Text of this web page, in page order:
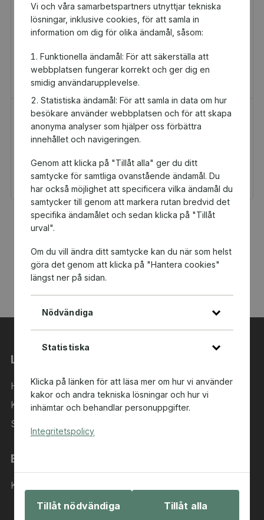
Vi och våra samarbetspartners utnyttjar tekniska
lösningar, inklusive cookies, för att samla in
information om dig för olika ändamål, såsom:
Funktionella ändamål: För att säkerställa att
webbplatsen fungerar korrekt och ger dig en
smidig användarupplevelse.
Statistiska ändamål: För att samla in data om hur
besökare använder webbplatsen och för att skapa
anonyma analyser som hjälper oss förbättra
innehållet och navigeringen.
Genom att klicka på "Tillåt alla" ger du ditt
samtycke för samtliga ovanstående ändamål. Du
har också möjlighet att specificera vilka ändamål du
samtycker till genom att markera rutan bredvid det
specifika ändamålet och sedan klicka på "Tillåt
urval".
Om du vill ändra ditt samtycke kan du när som helst
göra det genom att klicka på "Hantera cookies"
längst ner på sidan.
Nödvändiga
Statistiska
Klicka på länken för att läsa mer om hur vi använder
kakor och andra tekniska lösningar och hur vi
inhämtar och behandlar personuppgifter.
Integritetspolicy
Tillåt nödvändiga Tillåt alla
H&M Presentkort
Presentkort
Du och IF Kronan får 5
kr tillbaka
Golfamore
Presentkort
Du och IF Kronan får
29,75 kr tillbaka
Länkar
Hem
Kategorier
Sök i sortimentet
Behöver du hjälp?
Kontakta oss